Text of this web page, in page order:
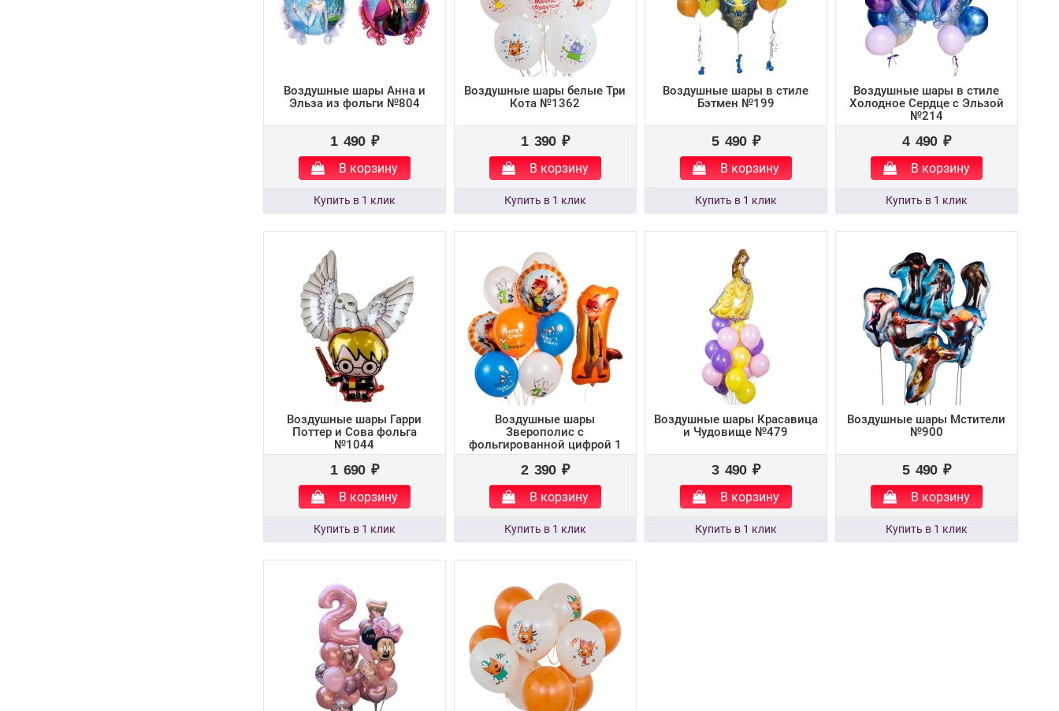
Воздушные шары Анна и
Эльза из фольги №804
1 490 ₽
В корзину
Воздушные шары белые Три
Кота №1362
1 390 ₽
В корзину
Воздушные шары в стиле
Бэтмен №199
5 490 ₽
В корзину
Воздушные шары в стиле
Холодное Сердце с Эльзой
№214
4 490 ₽
В корзину
Воздушные шары Гарри
Поттер и Сова фольга
№1044
1 690 ₽
В корзину
Воздушные шары
Зверополис с
фольгированной цифрой 1
№1714
2 390 ₽
В корзину
Воздушные шары Красавица
и Чудовище №479
3 490 ₽
В корзину
Воздушные шары Мстители
№900
5 490 ₽
В корзину